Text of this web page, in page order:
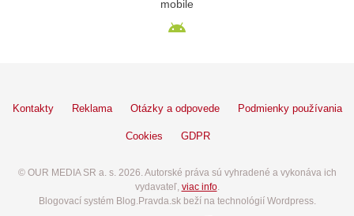
mobile
Kontakty Reklama Otázky a odpovede Podmienky používania
Cookies GDPR
© OUR MEDIA SR a. s. 2026. Autorské práva sú vyhradené a vykonáva ich
vydavateľ, viac info.
Blogovací systém Blog.Pravda.sk beží na technológií Wordpress.